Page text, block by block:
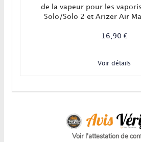
de la vapeur pour les
Solo/Solo 2 et Arizer Air
16,90 €
Voir détails
Voir l'attestation de